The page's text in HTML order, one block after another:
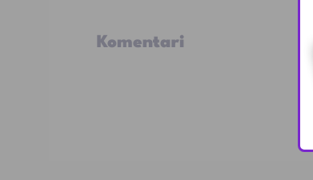
Komentari